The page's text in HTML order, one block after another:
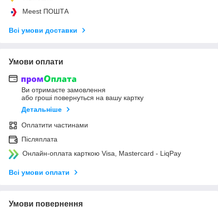
Meest ПОШТА
Всі умови доставки
Умови оплати
Ви отримаєте замовлення
або гроші повернуться на вашу картку
Детальніше
Оплатити частинами
Післяплата
Онлайн-оплата карткою Visa, Mastercard - LiqPay
Всі умови оплати
Умови повернення